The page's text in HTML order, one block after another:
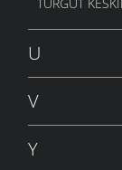
U
V
Y